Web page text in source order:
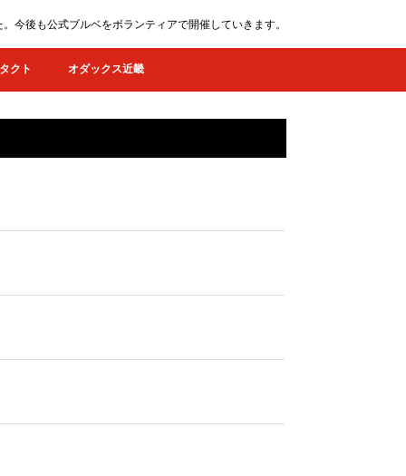
今後も公式ブルベをボランティアで開催していきます。
クト オダックス近畿